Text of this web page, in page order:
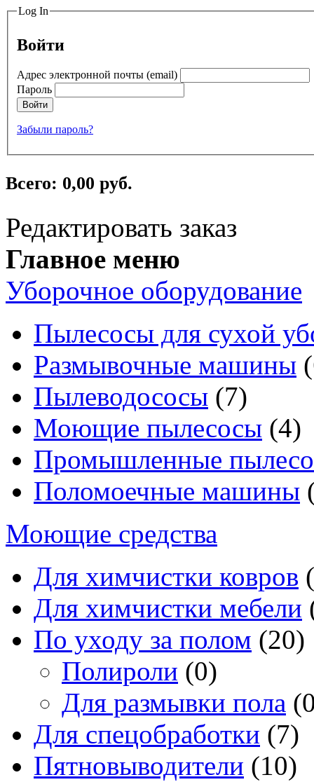
Log In
Войти
Адрес электронной почты (email)
Пароль
Войти
Забыли пароль?
Всего: 0,00 руб.
Редактировать заказ
Главное меню
Уборочное оборудование
Пылесосы для сухой
Размывочные машины
Пылеводососы (7)
Моющие пылесосы (4)
Промышленные
Поломоечные машины
Моющие средства
Для химчистки ковров
Для химчистки мебели
По уходу за полом (20)
Полироли (0)
Для размывки пола
Для спецобработки (7)
Пятновыводители (10)